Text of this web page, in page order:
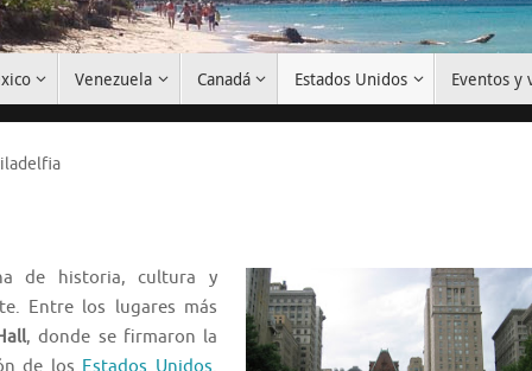
Venezuela Canadá Estados Unidos Eventos y
de historia, cultura y
Entre los lugares más
, donde se firmaron la